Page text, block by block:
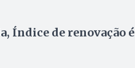
Índice de renovação é